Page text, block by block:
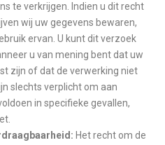
te verkrijgen. Indien u dit recht
wij uw gegevens bewaren,
ervan. U kunt dit verzoek
u van mening bent dat uw
zijn of dat de verwerking niet
slechts verplicht om aan
in specifieke gevallen,
Het recht om de